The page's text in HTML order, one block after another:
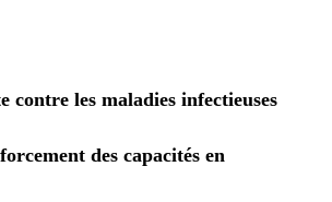
contre les maladies infectieuses
des capacités en